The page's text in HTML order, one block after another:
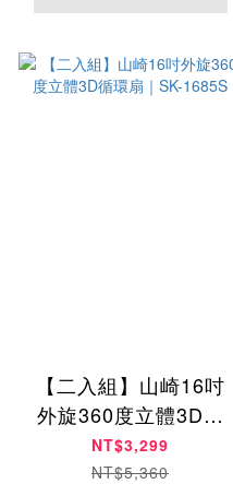
【二入組】山崎16吋
外旋360度立體3D循
環扇｜SK-1685S
NT$3,299
NT$5,360